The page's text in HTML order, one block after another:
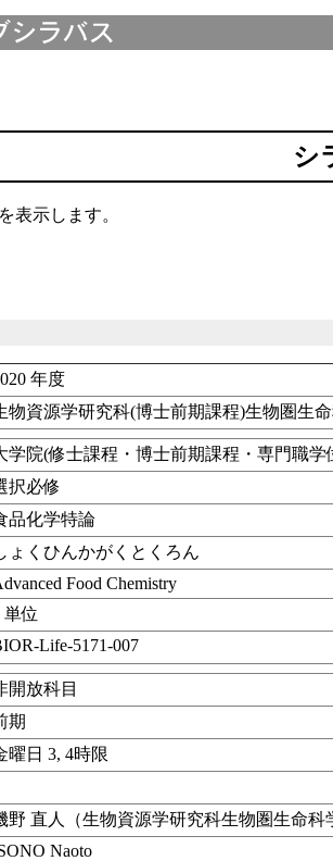
シ
表示します。
年度
物資源学研究科(博士前期課程)生物圏生
学院(修士課程・博士前期課程・専門職学
択必修
品化学特論
ょくひんかがくとくろん
Food Chemistry
単位
Life-5171-007
開放科目
期
曜日 3, 4時限
野 直人（生物資源学研究科生物圏生命科
Naoto